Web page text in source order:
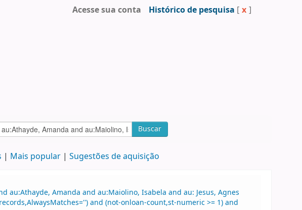
Acesse sua conta Histórico de pesquisa [ x ]
Buscar
Mais popular Sugestões de aquisição
au:Athayde, Amanda and au:Maiolino, Isabela and au: Jesus, Agnes
and (not-onloan-count,st-numeric >= 1) and